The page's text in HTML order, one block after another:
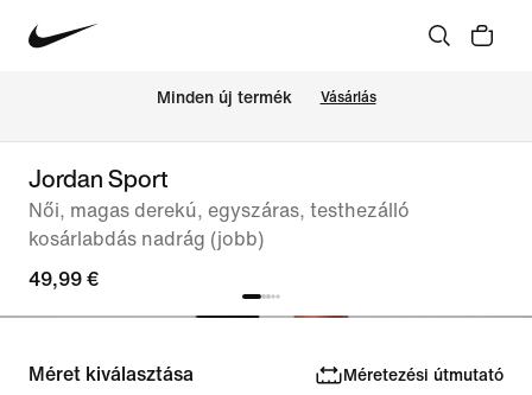
Minden új termék Vásárlás
Jordan Sport
Női, magas derekú, egyszáras, testhezálló
kosárlabdás nadrág (jobb)
49,99 €
Méret kiválasztása Méretezési útmutató